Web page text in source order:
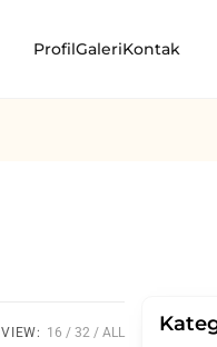
ProfilGaleriKontak
VIEW: 16 32 ALL